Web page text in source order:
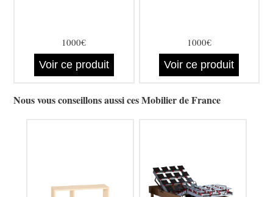
1000€
Voir ce produit
1000€
Voir ce produit
Nous vous conseillons aussi ces Mobilier de France